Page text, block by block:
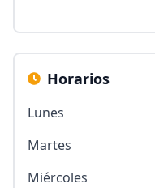
Horarios
Lunes
Martes
Miércoles